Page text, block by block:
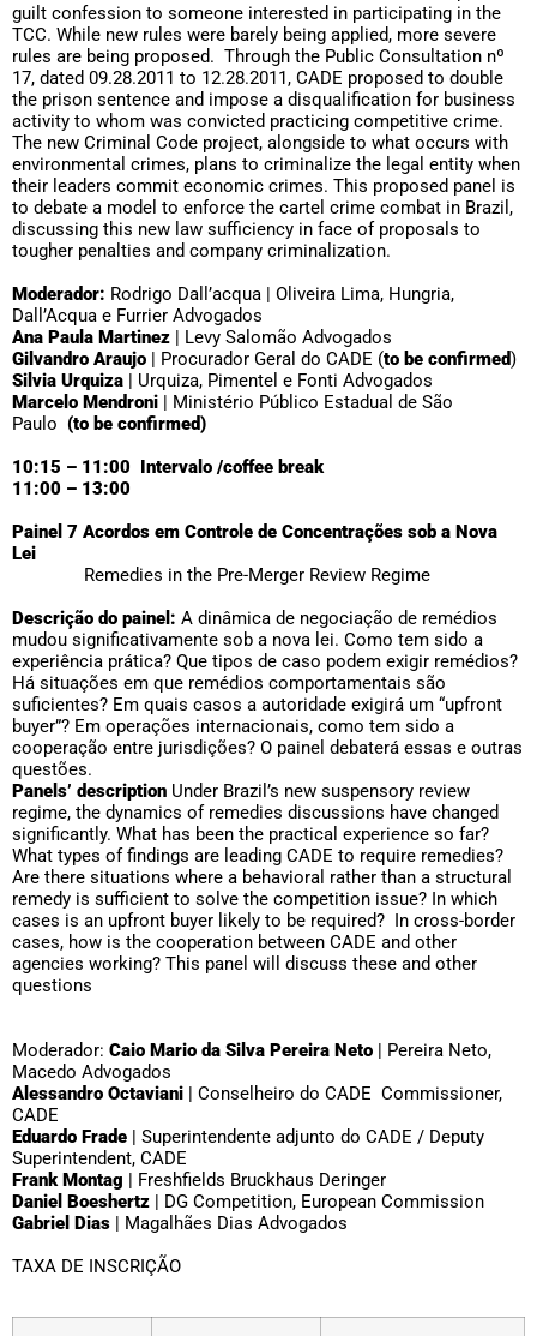
guilt confession to someone interested in participating in the
TCC. While new rules were barely being applied, more severe
rules are being proposed. Through the Public Consultation nº
17, dated 09.28.2011 to 12.28.2011, CADE proposed to double
the prison sentence and impose a disqualification for business
activity to whom was convicted practicing competitive crime.
The new Criminal Code project, alongside to what occurs with
environmental crimes, plans to criminalize the legal entity when
their leaders commit economic crimes. This proposed panel is
to debate a model to enforce the cartel crime combat in Brazil,
discussing this new law sufficiency in face of proposals to
tougher penalties and company criminalization.
Moderador: Rodrigo Dall’acqua | Oliveira Lima, Hungria,
Dall’Acqua e Furrier Advogados
Ana Paula Martinez | Levy Salomão Advogados
Gilvandro Araujo | Procurador Geral do CADE (to be confirmed)
Silvia Urquiza | Urquiza, Pimentel e Fonti Advogados
Marcelo Mendroni | Ministério Público Estadual de São
Paulo (to be confirmed)
10:15 – 11:00 Intervalo /coffee break
11:00 – 13:00
Painel 7 Acordos em Controle de Concentrações sob a Nova
Lei
Remedies in the Pre-Merger Review Regime
Descrição do painel: A dinâmica de negociação de remédios
mudou significativamente sob a nova lei. Como tem sido a
experiência prática? Que tipos de caso podem exigir remédios?
Há situações em que remédios comportamentais são
suficientes? Em quais casos a autoridade exigirá um “upfront
buyer”? Em operações internacionais, como tem sido a
cooperação entre jurisdições? O painel debaterá essas e outras
questões.
Panels’ description Under Brazil’s new suspensory review
regime, the dynamics of remedies discussions have changed
significantly. What has been the practical experience so far?
What types of findings are leading CADE to require remedies?
Are there situations where a behavioral rather than a structural
remedy is sufficient to solve the competition issue? In which
cases is an upfront buyer likely to be required? In cross-border
cases, how is the cooperation between CADE and other
agencies working? This panel will discuss these and other
questions
Moderador: Caio Mario da Silva Pereira Neto | Pereira Neto,
Macedo Advogados
Alessandro Octaviani | Conselheiro do CADE Commissioner,
CADE
Eduardo Frade | Superintendente adjunto do CADE / Deputy
Superintendent, CADE
Frank Montag | Freshfields Bruckhaus Deringer
Daniel Boeshertz | DG Competition, European Commission
Gabriel Dias | Magalhães Dias Advogados
TAXA DE INSCRIÇÃO